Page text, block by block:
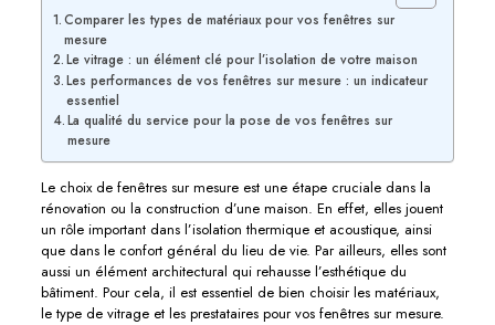
Comparer les types de matériaux pour vos fenêtres sur
mesure
Le vitrage : un élément clé pour l’isolation de votre maison
Les performances de vos fenêtres sur mesure : un indicateur
essentiel
La qualité du service pour la pose de vos fenêtres sur
mesure
Le choix de fenêtres sur mesure est une étape cruciale dans la
rénovation ou la construction d’une maison. En effet, elles jouent
un rôle important dans l’isolation thermique et acoustique, ainsi
que dans le confort général du lieu de vie. Par ailleurs, elles sont
aussi un élément architectural qui rehausse l’esthétique du
bâtiment. Pour cela, il est essentiel de bien choisir les matériaux,
le type de vitrage et les prestataires pour vos fenêtres sur mesure.